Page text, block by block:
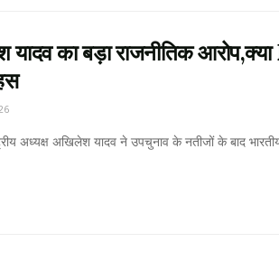
का बड़ा राजनीतिक आरोप,क्या
अध्यक्ष अखिलेश यादव ने उपचुनाव के नतीजों के बाद